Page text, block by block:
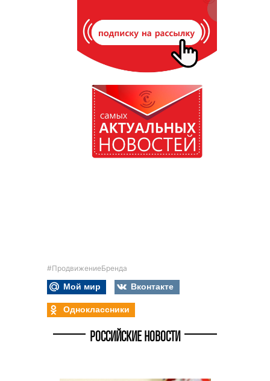
#ПродвижениеБренда
Мой мир
Вконтакте
Одноклассники
РОССИЙСКИЕ НОВОСТИ